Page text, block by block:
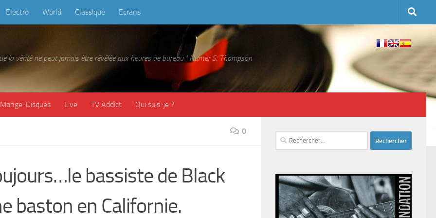
Electro World Classique Ecrans
la vérité ne peut jamais être révélée aux heures de bureau." Hunter S. Thompson
Mange-Disques Live TV Addict Qui suis-je ?
0
bassiste de Black
baston en Californie.
Rechercher :